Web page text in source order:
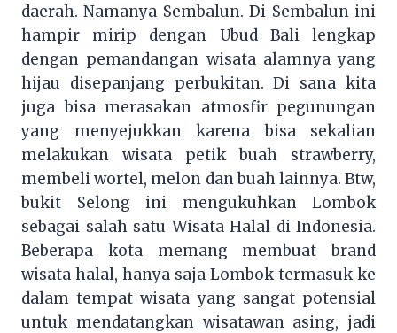
daerah. Namanya Sembalun. Di Sembalun ini
hampir mirip dengan Ubud Bali lengkap
dengan pemandangan wisata alamnya yang
hijau disepanjang perbukitan. Di sana kita
juga bisa merasakan atmosfir pegunungan
yang menyejukkan karena bisa sekalian
melakukan wisata petik buah strawberry,
membeli wortel, melon dan buah lainnya. Btw,
bukit Selong ini mengukuhkan Lombok
sebagai salah satu Wisata Halal di Indonesia.
Beberapa kota memang membuat brand
wisata halal, hanya saja Lombok termasuk ke
dalam tempat wisata yang sangat potensial
untuk mendatangkan wisatawan asing, jadi